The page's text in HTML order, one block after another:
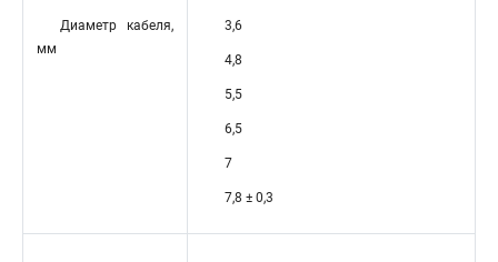
Диаметр кабеля,
мм
3,6
4,8
5,5
6,5
7
7,8 ± 0,3